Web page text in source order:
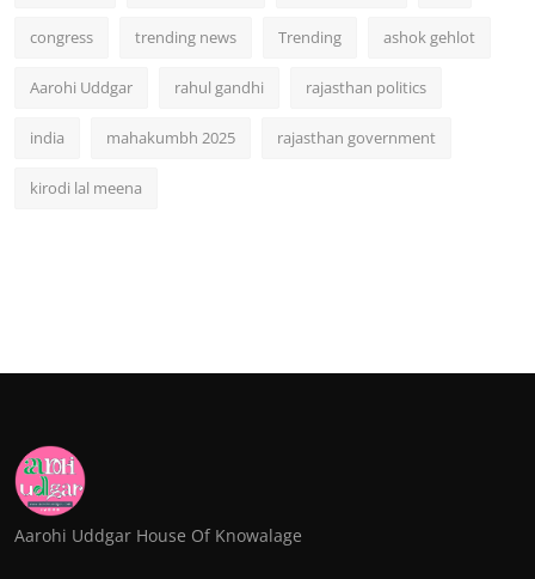
congress trending news Trending ashok gehlot
Aarohi Uddgar rahul gandhi rajasthan politics
india mahakumbh 2025 rajasthan government
kirodi lal meena
Aarohi Uddgar House Of Knowalage